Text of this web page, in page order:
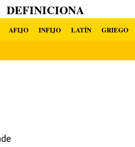
DEFINICIONA
AFIJO INFIJO LATÍN GRIEGO